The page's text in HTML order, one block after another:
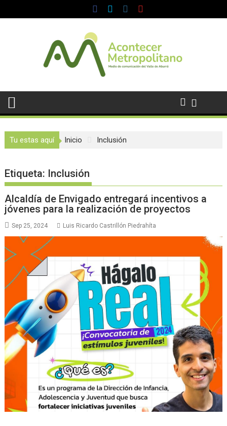
al
Tu estas aquí Inicio Inclusión
Etiqueta: Inclusión
Alcaldía de Envigado entregará incentivos a
jóvenes para la realización de proyectos
Sep 25, 2024 Luis Ricardo Castrillón Piedrahíta